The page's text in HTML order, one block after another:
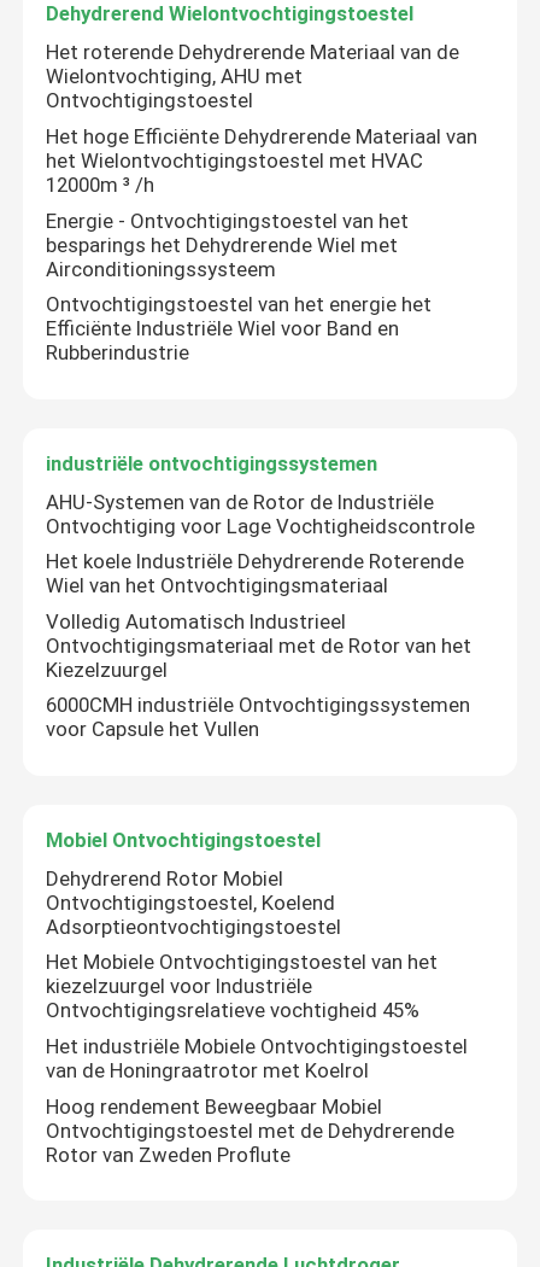
Huis
Producten
Ongeveer ons
Fabrieksreis
Kwaliteitscontrole
industrieel dehydrerend ontvochtigingstoestel
industrieel luchtontvochtigingstoestel
Laag Vochtigheidsontvochtigingstoestel
Dehydrerend Rotorontvochtigingstoestel
Dehydrerend Wielontvochtigingstoestel
industriële ontvochtigingssystemen
Mobiel Ontvochtigingstoestel
Dehydrerend Wielontvochtigingstoestel
Het roterende Dehydrerende Materiaal van de
Wielontvochtiging, AHU met
Ontvochtigingstoestel
Het hoge Efficiënte Dehydrerende Materiaal van
het Wielontvochtigingstoestel met HVAC
12000m ³ /h
Energie - Ontvochtigingstoestel van het
besparings het Dehydrerende Wiel met
Airconditioningssysteem
Ontvochtigingstoestel van het energie het
Efficiënte Industriële Wiel voor Band en
Rubberindustrie
industriële ontvochtigingssystemen
AHU-Systemen van de Rotor de Industriële
Ontvochtiging voor Lage Vochtigheidscontrole
Het koele Industriële Dehydrerende Roterende
Wiel van het Ontvochtigingsmateriaal
Volledig Automatisch Industrieel
Ontvochtigingsmateriaal met de Rotor van het
Kiezelzuurgel
6000CMH industriële Ontvochtigingssystemen
voor Capsule het Vullen
Mobiel Ontvochtigingstoestel
Dehydrerend Rotor Mobiel
Ontvochtigingstoestel, Koelend
Adsorptieontvochtigingstoestel
Het Mobiele Ontvochtigingstoestel van het
kiezelzuurgel voor Industriële
Ontvochtigingsrelatieve vochtigheid 45%
Het industriële Mobiele Ontvochtigingstoestel
van de Honingraatrotor met Koelrol
Hoog rendement Beweegbaar Mobiel
Ontvochtigingstoestel met de Dehydrerende
Rotor van Zweden Proflute